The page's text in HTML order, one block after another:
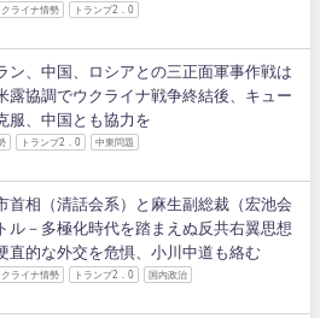
クライナ情勢 トランプ2．0
ン、中国、ロシアとの三正面軍事作戦は
露協調でウクライナ戦争終結後、キュー
服、中国とも協力を
トランプ2．0 中東問題
首相（清話会系）と麻生副総裁（宏池会
ル－多極化時代を踏まえぬ反共右翼思想
直的な外交を危惧、小川中道も絡む
クライナ情勢 トランプ2．0 国内政治